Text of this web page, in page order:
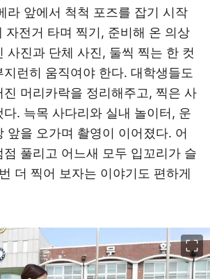
라 앞에서 척척 포즈를 잡기 시작
자전거 타며 찍기, 준비해 온 의상
사진과 단체 사진, 둘씩 찍는 한 컷
런히 움직여야 한다. 대학생들도
진 머리카락을 정리해주고, 찍은 사
. 늑목 사다리와 실내 놀이터, 운
앞을 오가며 촬영이 이어졌다. 어
풀리고 어느새 모두 입꼬리가 슬
더 찍어 보자는 이야기도 편하게